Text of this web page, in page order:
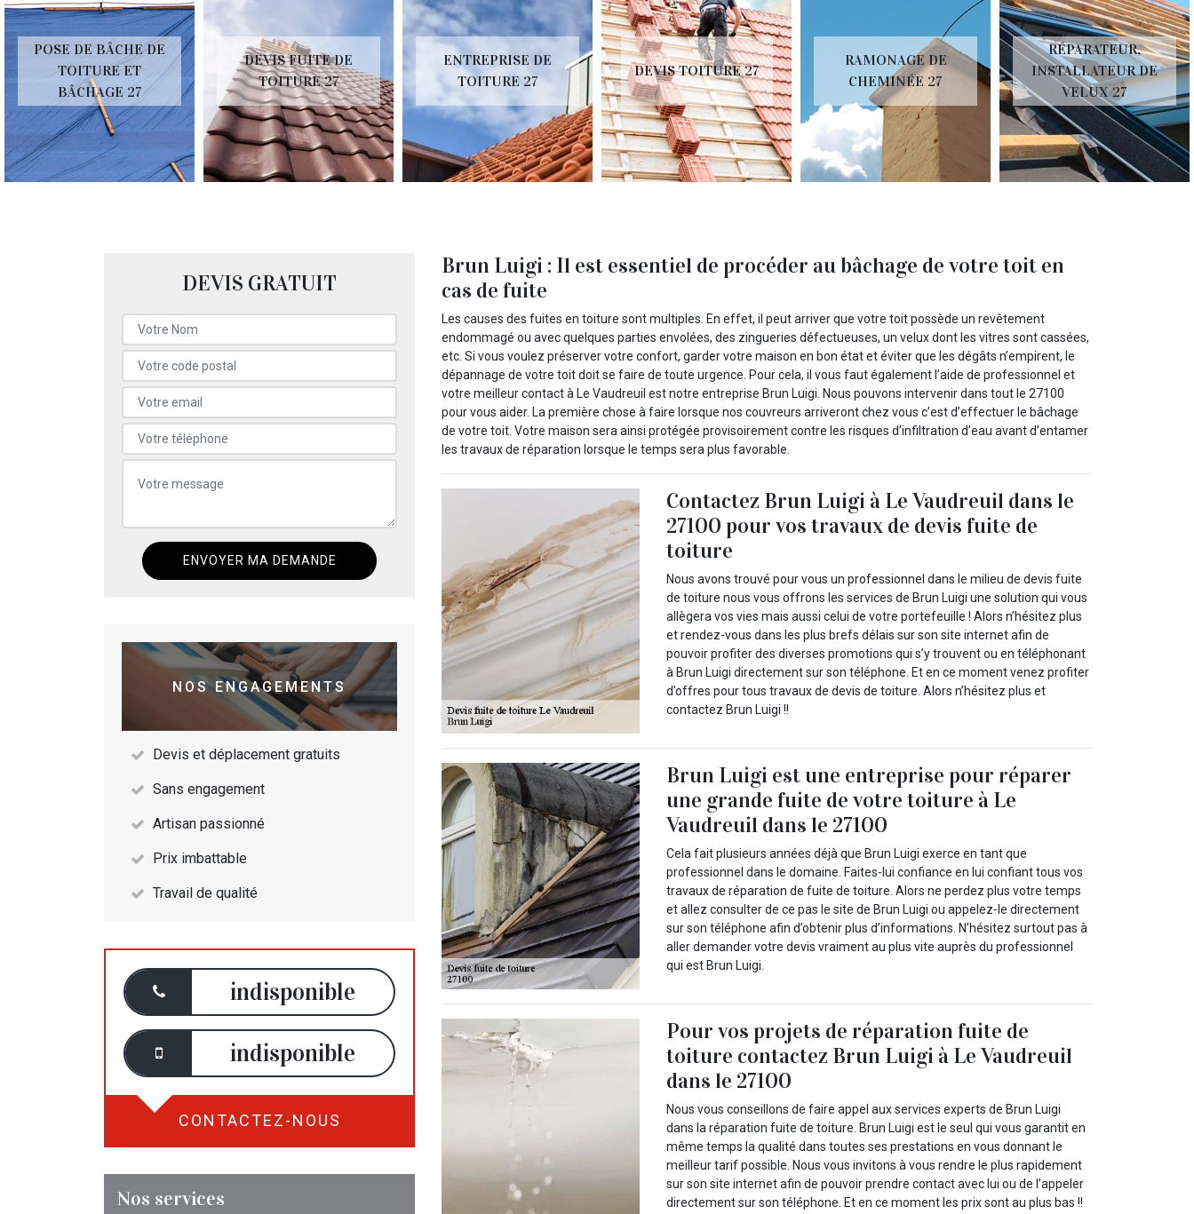
POSE DE BÂCHE DE
TOITURE ET
BÂCHAGE 27
DEVIS FUITE DE
TOITURE 27
ENTREPRISE DE
TOITURE 27
DEVIS TOITURE 27
RAMONAGE DE
CHEMINÉE 27
RÉPARATEUR,
INSTALLATEUR DE
VELUX 27
DEVIS GRATUIT
NOS ENGAGEMENTS
Devis et déplacement gratuits
Sans engagement
Artisan passionné
Prix imbattable
Travail de qualité
indisponible
indisponible
CONTACTEZ-NOUS
Nos services
Brun Luigi : Il est essentiel de procéder au bâchage de votre toit en
cas de fuite
Les causes des fuites en toiture sont multiples. En effet, il peut arriver que votre toit possède un revêtement
endommagé ou avec quelques parties envolées, des zingueries défectueuses, un velux dont les vitres sont cassées,
etc. Si vous voulez préserver votre confort, garder votre maison en bon état et éviter que les dégâts n’empirent, le
dépannage de votre toit doit se faire de toute urgence. Pour cela, il vous faut également l’aide de professionnel et
votre meilleur contact à Le Vaudreuil est notre entreprise Brun Luigi. Nous pouvons intervenir dans tout le 27100
pour vous aider. La première chose à faire lorsque nos couvreurs arriveront chez vous c’est d’effectuer le bâchage
de votre toit. Votre maison sera ainsi protégée provisoirement contre les risques d’infiltration d’eau avant d’entamer
les travaux de réparation lorsque le temps sera plus favorable.
Contactez Brun Luigi à Le Vaudreuil dans le
27100 pour vos travaux de devis fuite de
toiture
Nous avons trouvé pour vous un professionnel dans le milieu de devis fuite
de toiture nous vous offrons les services de Brun Luigi une solution qui vous
allègera vos vies mais aussi celui de votre portefeuille ! Alors n’hésitez plus
et rendez-vous dans les plus brefs délais sur son site internet afin de
pouvoir profiter des diverses promotions qui s’y trouvent ou en téléphonant
à Brun Luigi directement sur son téléphone. Et en ce moment venez profiter
d’offres pour tous travaux de devis de toiture. Alors n’hésitez plus et
contactez Brun Luigi !!
Brun Luigi est une entreprise pour réparer
une grande fuite de votre toiture à Le
Vaudreuil dans le 27100
Cela fait plusieurs années déjà que Brun Luigi exerce en tant que
professionnel dans le domaine. Faites-lui confiance en lui confiant tous vos
travaux de réparation de fuite de toiture. Alors ne perdez plus votre temps
et allez consulter de ce pas le site de Brun Luigi ou appelez-le directement
sur son téléphone afin d’obtenir plus d’informations. N’hésitez surtout pas à
aller demander votre devis vraiment au plus vite auprès du professionnel
qui est Brun Luigi.
Pour vos projets de réparation fuite de
toiture contactez Brun Luigi à Le Vaudreuil
dans le 27100
Nous vous conseillons de faire appel aux services experts de Brun Luigi
dans la réparation fuite de toiture. Brun Luigi est le seul qui vous garantit en
même temps la qualité dans toutes ses prestations en vous donnant le
meilleur tarif possible. Nous vous invitons à vous rendre le plus rapidement
sur son site internet afin de pouvoir prendre contact avec lui ou de l’appeler
directement sur son téléphone. Et en ce moment les prix sont au plus bas !!